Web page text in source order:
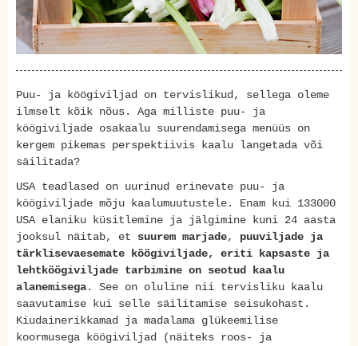
Puu- ja köögiviljad on tervislikud, sellega oleme
ilmselt kõik nõus. Aga milliste puu- ja
köögiviljade osakaalu suurendamisega menüüs on
kergem pikemas perspektiivis kaalu langetada või
säilitada?
USA teadlased on uurinud erinevate puu- ja
köögiviljade mõju kaalumuutustele. Enam kui 133000
USA elaniku küsitlemine ja jälgimine kuni 24 aasta
jooksul näitab, et suurem marjade, puuviljade ja
tärklisevaesemate köögiviljade, eriti kapsaste ja
lehtköögiviljade tarbimine on seotud kaalu
alanemisega. See on oluline nii tervisliku kaalu
saavutamise kui selle säilitamise seisukohast.
Kiudainerikkamad ja madalama glükeemilise
koormusega köögiviljad (näiteks roos- ja